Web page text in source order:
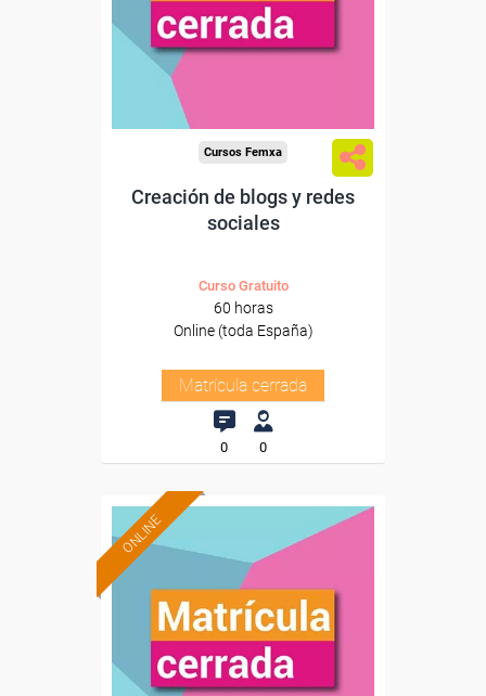
Cursos Femxa
Creación de blogs y redes
sociales
Curso Gratuito
60 horas
Online (toda España)
Matrícula cerrada
0 0
ONLINE